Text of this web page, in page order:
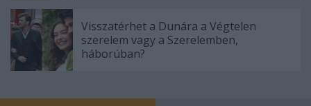
Visszatérhet a Dunára a Végtelen
szerelem vagy a Szerelemben,
háborúban?